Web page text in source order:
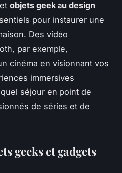
objets geek au design
pour instaurer une
Des vidéo
par exemple,
cinéma en visionnant vos
immersives
séjour en point de
de séries et de
geeks et gadgets